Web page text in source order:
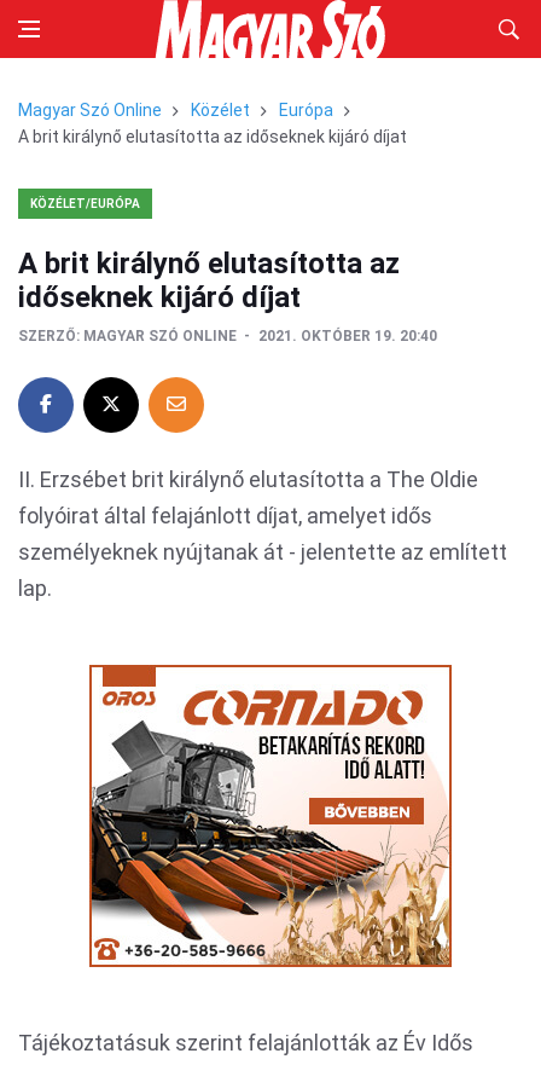
Magyar Szó Online Közélet
Európa
A brit királynő elutasította az időseknek kijáró díjat
KÖZÉLET/EURÓPA
A brit királynő elutasította az
időseknek kijáró díjat
SZERZŐ: MAGYAR SZÓ ONLINE 2021. OKTÓBER 19. 20:40
II. Erzsébet brit királynő elutasította a The Oldie
folyóirat által felajánlott díjat, amelyet idős
személyeknek nyújtanak át - jelentette az említett
lap.
Tájékoztatásuk szerint felajánlották az Év Idős